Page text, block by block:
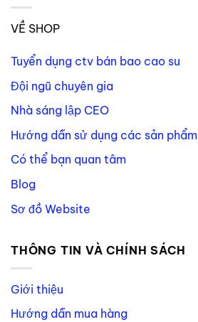
VỀ SHOP
Tuyển dụng ctv bán bao cao su
Đội ngũ chuyên gia
Nhà sáng lập CEO
Hướng dẫn sử dụng các sản phẩm
Có thể bạn quan tâm
Blog
Sơ đồ Website
THÔNG TIN VÀ CHÍNH SÁCH
Giới thiệu
Hướng dẫn mua hàng